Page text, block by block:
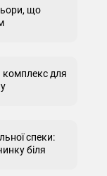
що
для
спеки:
біля